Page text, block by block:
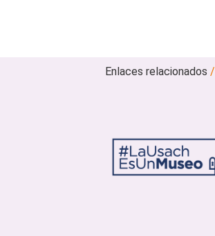
Enlaces relacionados/